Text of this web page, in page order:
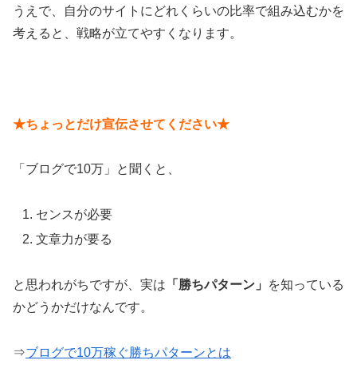
うえで、自分のサイトにどれくらいの比率で組み込むかを
考えると、戦略が立てやすくなります。
★ちょっとだけ宣伝させてください★
「ブログで10万」と聞くと、
センスが必要
文章力が要る
と思われがちですが、実は 「勝ちパターン」
を知っている
かどうかだけなんです。
⇒ブログで10万稼ぐ勝ちパターンとは